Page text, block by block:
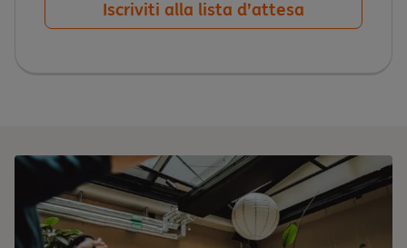
Iscriviti alla lista d’attesa